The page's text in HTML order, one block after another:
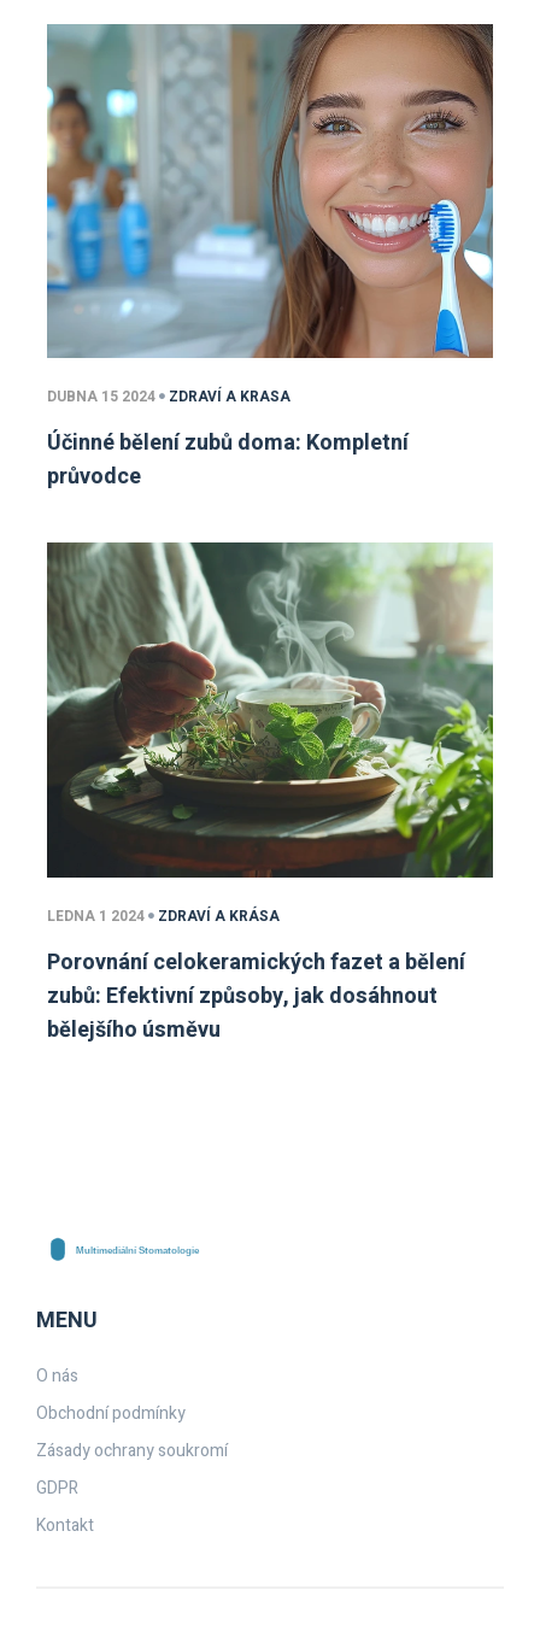
DUBNA 15 2024 ZDRAVÍ A KRASA
Účinné bělení zubů doma: Kompletní
průvodce
LEDNA 1 2024 ZDRAVÍ A KRÁSA
Porovnání celokeramických fazet a bělení
zubů: Efektivní způsoby, jak dosáhnout
bělejšího úsměvu
MENU
O nás
Obchodní podmínky
Zásady ochrany soukromí
GDPR
Kontakt